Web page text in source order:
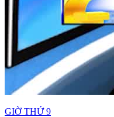
GIỜ THỨ 9